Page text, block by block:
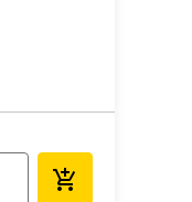
add_shopping_cart